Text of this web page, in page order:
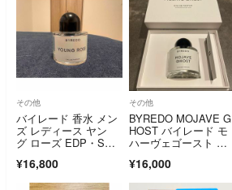
その他
バイレード 香水 メン
ズ レディース ヤン
グ ローズ EDP・SP 5
ス バレンタイン202
5 ギフト Y
¥16,800
その他
BYREDO MOJAVE G
HOST バイレード モ
ハーヴェゴースト オ
¥16,000